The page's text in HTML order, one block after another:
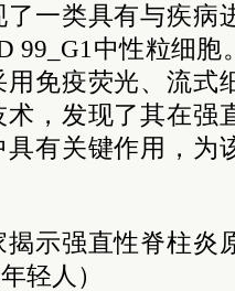
一类具有与疾病
中性粒细胞
免疫荧光、流式
，发现了其在强
有关键作用，为
揭示强直性脊柱
轻人）